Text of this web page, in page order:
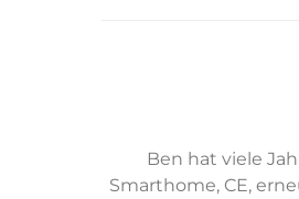
Ben hat viele
Smarthome, CE,